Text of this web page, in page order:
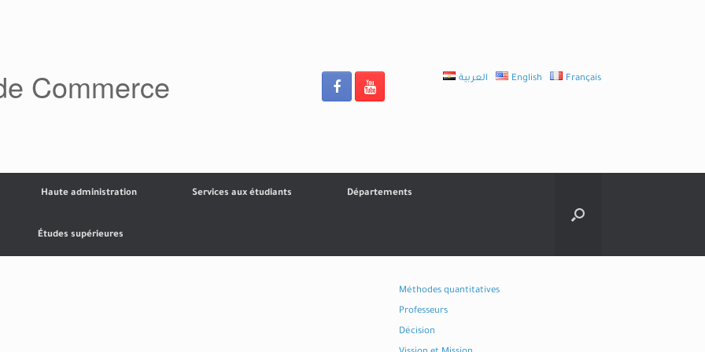
Commerce العربية English Français
Haute administration Services aux étudiants Départements
Études supérieures
Méthodes quantitatives
Professeurs
Décision